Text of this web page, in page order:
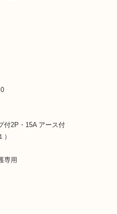
付2P・15A アース付
専用